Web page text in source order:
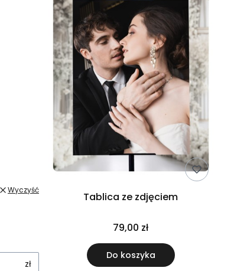
Wyczyść
zł
Tablica ze zdjęciem
79,00 zł
Do koszyka